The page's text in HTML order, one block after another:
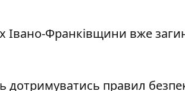
Івано-Франківщини вже
правил